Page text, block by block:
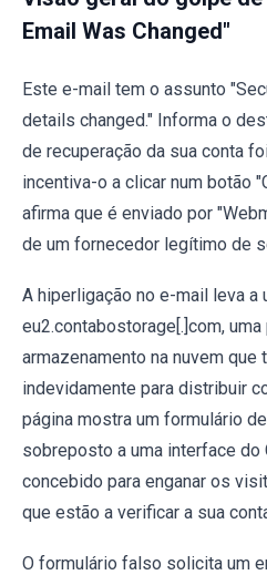
Email Was Changed"
Este e-mail tem o assunto
details changed." Informa o
de recuperação da sua conta
incentiva-o a clicar num botão
afirma que é enviado por
de um fornecedor legítimo de
A hiperligação no e-mail leva a
eu2.contabostorage[.]com,
armazenamento na nuvem
indevidamente para distribuir
página mostra um formulário
sobreposto a uma interface do
concebido para enganar os
que estão a verificar a sua
O formulário falso solicita um